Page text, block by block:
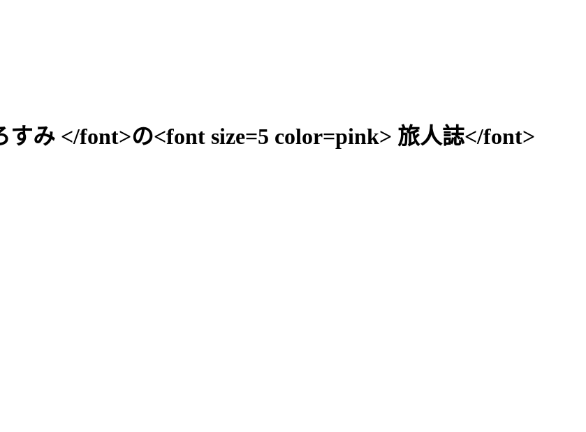
すみ </font>の<font size=5 color=pink> 旅人誌</font>